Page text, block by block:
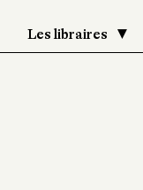
Les libraires